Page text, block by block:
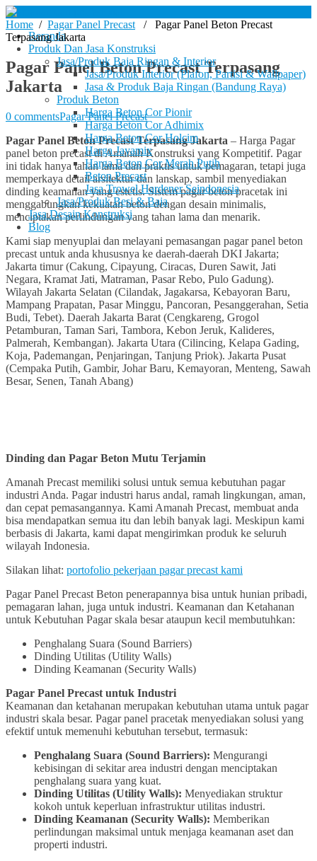
Beranda
Produk Dan Jasa Konstruksi
Jasa/Produk Baja Ringan & Interior
Jasa/Produk Interior (Plafon, Partisi & Wallpaper)
Jasa & Produk Baja Ringan (Bandung Raya)
Produk Beton
Harga Beton Cor Pionir
Harga Beton Cor Adhimix
Harga Beton Cor Holcim
Harga Jayamix
Harga Beton Cor Merah Putih
Beton Precast
Jasa Trowel Hardener Seindonesia
Jasa/Produk Besi & Baja
Jasa Desain Konstruksi
Blog
Home / Pagar Panel Precast / Pagar Panel Beton Precast
Terpasang Jakarta
Pagar Panel Beton Precast Terpasang
Jakarta
0 commentsPagar Panel Precast
Pagar Panel Beton Precast Terpasang Jakarta – Harga Pagar
panel beton precast di Amanah Konstruksi yang Kompetitif. Pagar
ini tidak hanya tahan lama dan praktis untuk pemagaran, tetapi juga
memperkaya detail arsitektur dan lanskap, sambil menyediakan
dinding keamanan yang estetis. Sistem pagar beton pracetak ini
menggabungkan kekuatan beton dengan desain minimalis,
menciptakan perlindungan yang tahan lama dan menarik.
Kami siap menyuplai dan melayani pemasangan pagar panel beton
precast untuk anda khususnya ke daerah-daerah DKI Jakarta;
Jakarta timur (Cakung, Cipayung, Ciracas, Duren Sawit, Jati
Negara, Kramat Jati, Matraman, Pasar Rebo, Pulo Gadung).
Wilayah Jakarta Selatan (Cilandak, Jagakarsa, Kebayoran Baru,
Mampang Prapatan, Pasar Minggu, Pancoran, Pesanggerahan, Setia
Budi, Tebet). Daerah Jakarta Barat (Cengkareng, Grogol
Petamburan, Taman Sari, Tambora, Kebon Jeruk, Kalideres,
Palmerah, Kembangan). Jakarta Utara (Cilincing, Kelapa Gading,
Koja, Pademangan, Penjaringan, Tanjung Priok). Jakarta Pusat
(Cempaka Putih, Gambir, Johar Baru, Kemayoran, Menteng, Sawah
Besar, Senen, Tanah Abang)
Dinding dan Pagar Beton Mutu Terjamin
Amanah Precast memiliki solusi untuk semua kebutuhan pagar
industri Anda. Pagar industri harus andal, ramah lingkungan, aman,
dan cepat pemasangannya. Kami Amanah Precast, membuat anda
bisa mendapatkan semua itu dan lebih banyak lagi. Meskipun kami
berbasis di Jakarta, kami dapat mengirimkan produk ke seluruh
wilayah Indonesia.
Silakan lihat: portofolio pekerjaan pagar precast kami
Pagar Panel Precast Beton penerapannya bisa untuk hunian pribadi,
pemagaran lahan, juga untuk industri. Keamanan dan Ketahanan
untuk Kebutuhan Pagar skala besar ataupun kecil membutuhkan:
Penghalang Suara (Sound Barriers)
Dinding Utilitas (Utility Walls)
Dinding Keamanan (Security Walls)
Pagar Panel Precast untuk Industri
Keamanan dan ketahanan merupakan kebutuhan utama untuk pagar
industri skala besar. Pagar panel pracetak menyediakan solusi yang
efektif untuk memenuhi kebutuhan tersebut, termasuk:
Penghalang Suara (Sound Barriers): Mengurangi
kebisingan di sekitar area industri dengan menciptakan
penghalang suara yang kuat.
Dinding Utilitas (Utility Walls): Menyediakan struktur
kokoh untuk keperluan infrastruktur utilitas industri.
Dinding Keamanan (Security Walls): Memberikan
perlindungan maksimal untuk menjaga keamanan aset dan
properti industri.